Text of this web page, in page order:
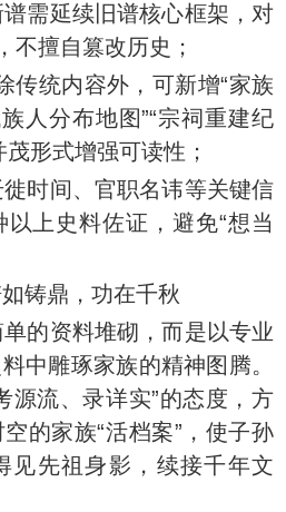
需延续旧谱核心框架，对
不擅自篡改历史；
传统内容外，可新增“家族
人分布地图”“宗祠重建纪
形式增强可读性；
时间、官职名讳等关键信
上史料佐证，避免“想当
铸鼎，功在千秋
的资料堆砌，而是以专业
中雕琢家族的精神图腾。
源流、录详实”的态度，方
的家族“活档案”，使子孙
见先祖身影，续接千年文